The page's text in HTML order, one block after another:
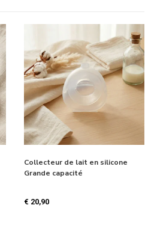
Collecteur de lait en silicone
Grande capacité
€ 20,90